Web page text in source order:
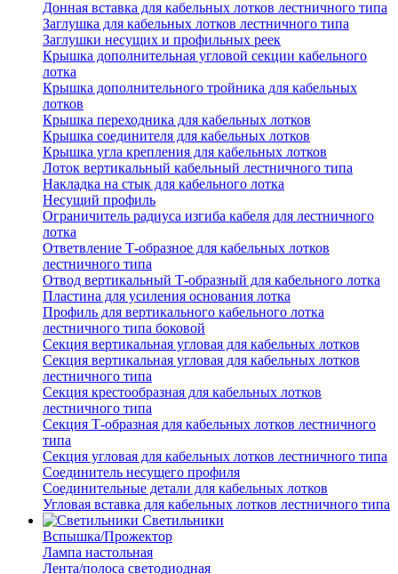
Донная вставка для кабельных лотков лестничного типа
Заглушка для кабельных лотков лестничного типа
Заглушки несущих и профильных реек
Крышка дополнительная угловой секции кабельного
лотка
Крышка дополнительного тройника для кабельных
лотков
Крышка переходника для кабельных лотков
Крышка соединителя для кабельных лотков
Крышка угла крепления для кабельных лотков
Лоток вертикальный кабельный лестничного типа
Накладка на стык для кабельного лотка
Несущий профиль
Ограничитель радиуса изгиба кабеля для лестничного
лотка
Ответвление Т-образное для кабельных лотков
лестничного типа
Отвод вертикальный Т-образный для кабельного лотка
Пластина для усиления основания лотка
Профиль для вертикального кабельного лотка
лестничного типа боковой
Секция вертикальная угловая для кабельных лотков
Секция вертикальная угловая для кабельных лотков
лестничного типа
Секция крестообразная для кабельных лотков
лестничного типа
Секция Т-образная для кабельных лотков лестничного
типа
Секция угловая для кабельных лотков лестничного типа
Соединитель несущего профиля
Соединительные детали для кабельных лотков
Угловая вставка для кабельных лотков лестничного типа
Светильники
Вспышка/Прожектор
Лампа настольная
Лента/полоса светодиодная